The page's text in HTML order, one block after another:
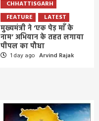
CHHATTISGARH
FEATURE
LATEST
मुख्यमंत्री ने ‘एक पेड़ माँ के
नाम’ अभियान के तहत लगाया
पीपल का पौधा
1 day ago Arvind Rajak